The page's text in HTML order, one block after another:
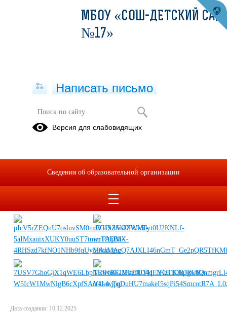
Всемирный день ребёнка.
Дата создания: 10.12.2025
МБОУ «СОШ-ДЕТСКИЙ САД
№17»
Написать письмо
Версия для слабовидящих
Сведения об образовательной организации